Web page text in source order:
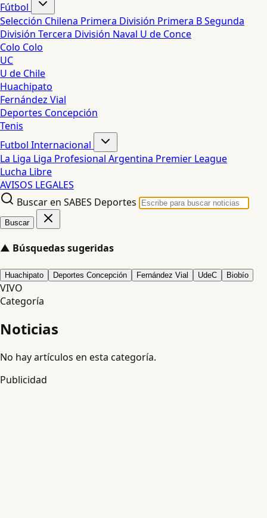
Fútbol
Selección Chilena Primera División Primera BSegunda
División Tercera División Naval U de Conce
Colo Colo
UC
U de Chile
Huachipato
Fernández Vial
Deportes Concepción
Tenis
Futbol Internacional
La Liga Liga Profesional Argentina Premier League
Lucha Libre
AVISOS LEGALES
Buscar en SABES Deportes
Buscar
▲ Búsquedas sugeridas
Huachipato Deportes Concepción Fernández Vial UdeC Biobío
VIVO
Categoría
Noticias
No hay artículos en esta categoría.
Publicidad